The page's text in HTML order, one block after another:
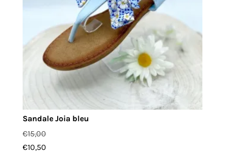
Sandale Joia bleu
€15,00
€10,50